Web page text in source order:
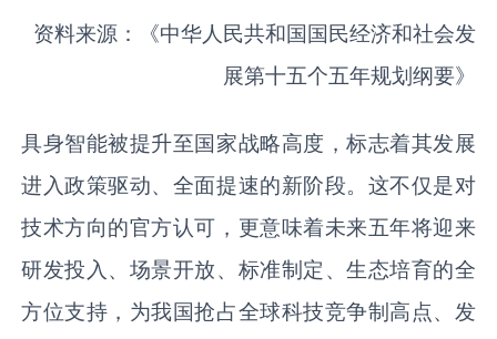
资料来源：《中华人民共和国国民经济和社会发
展第十五个五年规划纲要》
具身智能被提升至国家战略高度，标志着其发展
进入政策驱动、全面提速的新阶段。这不仅是对
技术方向的官方认可，更意味着未来五年将迎来
研发投入、场景开放、标准制定、生态培育的全
方位支持，为我国抢占全球科技竞争制高点、发